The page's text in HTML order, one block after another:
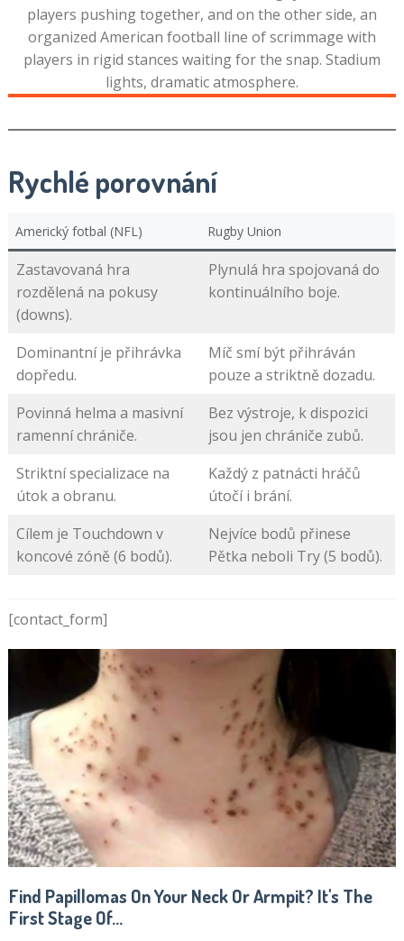
Rychlé porovnání
Americký fotbal (NFL) Rugby Union
Zastavovaná hra
rozdělená na pokusy
(downs).
Plynulá hra spojovaná do
kontinuálního boje.
Dominantní je přihrávka
dopředu.
Míč smí být přihráván
pouze a striktně dozadu.
Povinná helma a masivní
ramenní chrániče.
Bez výstroje, k dispozici
jsou jen chrániče zubů.
Striktní specializace na
útok a obranu.
Každý z patnácti hráčů
útočí i brání.
Cílem je Touchdown v
koncové zóně (6 bodů).
Nejvíce bodů přinese
Pětka neboli Try (5 bodů).
[contact_form]
Find Papillomas On Your Neck Or Armpit? It's The
First Stage Of...